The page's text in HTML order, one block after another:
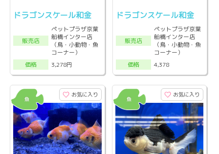
ドラゴンスケール和金
販売店
ペットプラザ京葉
船橋インター店
（鳥・小動物・魚
コーナー）
価格
3,278円
ドラゴンスケール和金
販売店
ペットプラザ京葉
船橋インター店
（鳥・小動物・魚
コーナー）
価格
4,378
お気に入り お気に入り